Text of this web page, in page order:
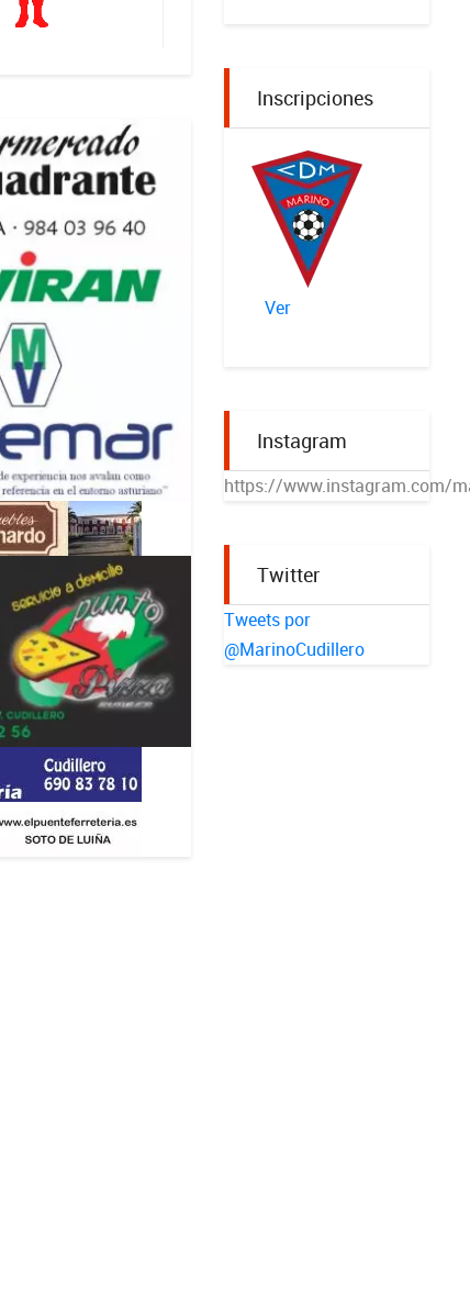
Inscripciones
Ver
Instagram
https://www.instagram.com/
Twitter
Tweets por
@MarinoCudillero